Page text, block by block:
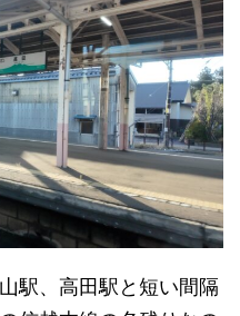
駅、高田駅と短い間隔